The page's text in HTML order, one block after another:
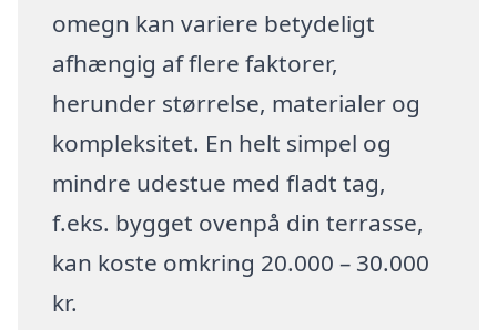
omegn kan variere betydeligt
afhængig af flere faktorer,
herunder størrelse, materialer og
kompleksitet. En helt simpel og
mindre udestue med fladt tag,
f.eks. bygget ovenpå din terrasse,
kan koste omkring 20.000 – 30.000
kr.